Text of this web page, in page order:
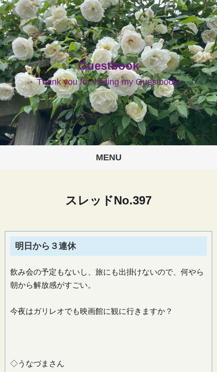
Guestbook
Thank you for visiting my Guestbook!
MENU
スレッドNo.397
明日から３連休
飲み会の予定もないし、旅にも出掛けないので、何やら
朝から解放感がすごい。
今夜はガリレオでも映画館に観に行きますか？
◇うなづまさん